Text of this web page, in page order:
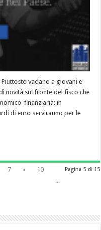
vadano a giovani e
novità sul fronte del fisco che
finanziaria: in
di euro serviranno per le
Pagina 5 di 15
7 »
10
...